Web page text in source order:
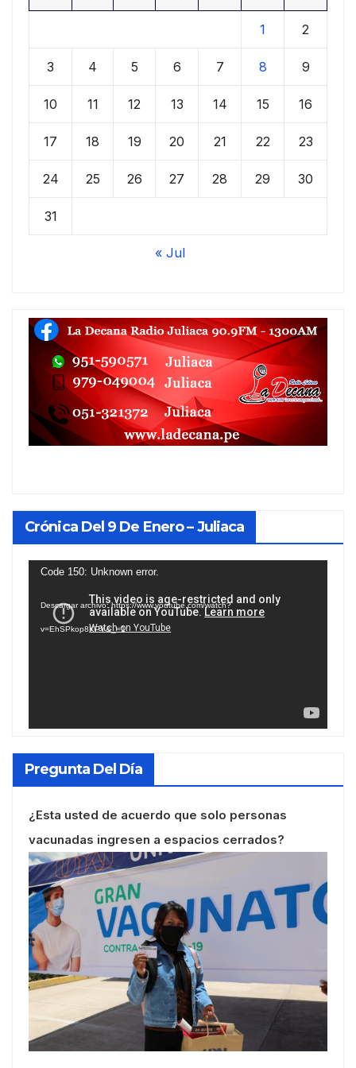
1 2
3 4 5 6 7 8 9
10 11 12 13 14 15 16
17 18 19 20 21 22 23
24 25 26 27 28 29 30
31
« Jul
Crónica Del 9 De Enero – Juliaca
Reproductor
vídeo
Code 150: Unknown error.
Descargar archivo: https://www.youtube.com/watch?
v=EhSPkop8KPY&_=1
Pregunta Del Día
¿Esta usted de acuerdo que solo personas
vacunadas ingresen a espacios cerrados?